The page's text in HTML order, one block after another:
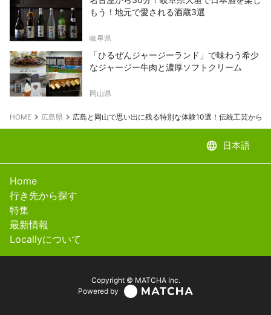
もう！地元で愛される酒蔵3選
岐阜県
「ひるぜんジャージーランド」で味わう希少
なジャージー牛肉と濃厚ソフトクリーム
岡山県
HOME 広島県 広島と岡山で思い出に残る特別な体験10選！伝統工芸から
language 日本語
Home
行き先から探す
特集
最新情報
Locallyについて
Copyright © MATCHA Inc.
Powered by